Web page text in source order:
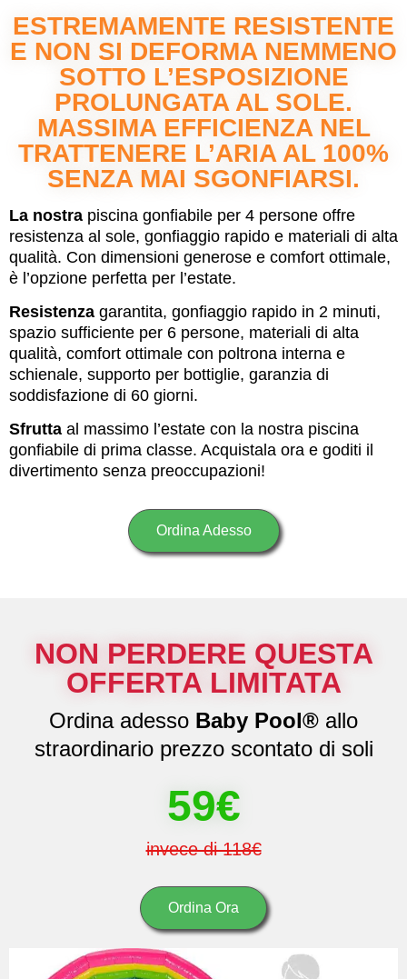
ESTREMAMENTE RESISTENTE
E NON SI DEFORMA NEMMENO
SOTTO L’ESPOSIZIONE
PROLUNGATA AL SOLE.
MASSIMA EFFICIENZA NEL
TRATTENERE L’ARIA AL 100%
SENZA MAI SGONFIARSI.
La nostra piscina gonfiabile per 4 persone offre
resistenza al sole, gonfiaggio rapido e materiali di alta
qualità. Con dimensioni generose e comfort ottimale,
è l’opzione perfetta per l’estate.
Resistenza garantita, gonfiaggio rapido in 2 minuti,
spazio sufficiente per 6 persone, materiali di alta
qualità, comfort ottimale con poltrona interna e
schienale, supporto per bottiglie, garanzia di
soddisfazione di 60 giorni.
Sfrutta al massimo l’estate con la nostra piscina
gonfiabile di prima classe. Acquistala ora e goditi il
divertimento senza preoccupazioni!
Ordina Adesso
NON PERDERE QUESTA
OFFERTA LIMITATA
Ordina adesso Baby Pool® allo
straordinario prezzo scontato di soli
59€
invece di 118€
Ordina Ora